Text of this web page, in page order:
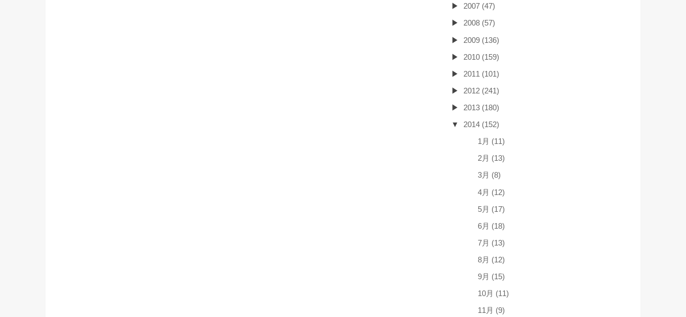
2007 (47)
2008 (57)
2009 (136)
2010 (159)
2011 (101)
2012 (241)
2013 (180)
2014 (152)
1月 (11)
2月 (13)
3月 (8)
4月 (12)
5月 (17)
6月 (18)
7月 (13)
8月 (12)
9月 (15)
10月 (11)
11月 (9)